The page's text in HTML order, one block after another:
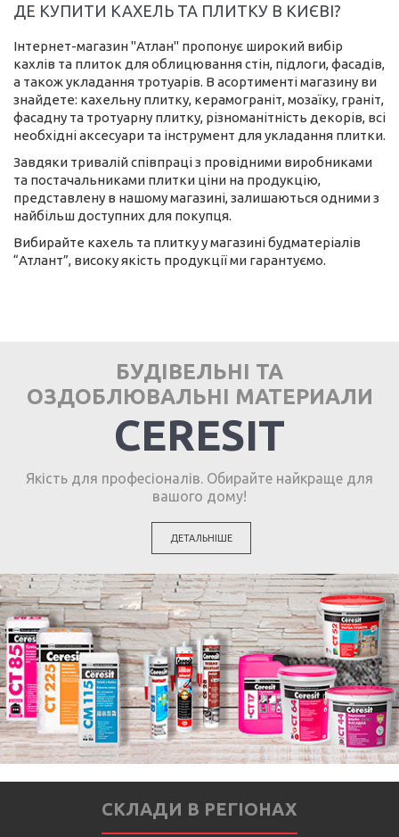
ДЕ КУПИТИ КАХЕЛЬ ТА ПЛИТКУ В КИЄВІ?
Інтернет-магазин "Атлан" пропонує широкий вибір
кахлів та плиток для облицювання стін, підлоги, фасадів,
а також укладання тротуарів. В асортименті магазину ви
знайдете: кахельну плитку, керамограніт, мозаїку, граніт,
фасадну та тротуарну плитку, різноманітність декорів, всі
необхідні аксесуари та інструмент для укладання плитки.
Завдяки тривалій співпраці з провідними виробниками
та постачальниками плитки ціни на продукцію,
представлену в нашому магазині, залишаються одними з
найбільш доступних для покупця.
Вибирайте кахель та плитку у магазині будматеріалів
“Атлант”, високу якість продукції ми гарантуємо.
БУДІВЕЛЬНІ ТА
ОЗДОБЛЮВАЛЬНІ МАТЕРИАЛИ
CERESIT
Якість для професіоналів. Обирайте найкраще для
вашого дому!
ДЕТАЛЬНІШЕ
СКЛАДИ В РЕГІОНАХ